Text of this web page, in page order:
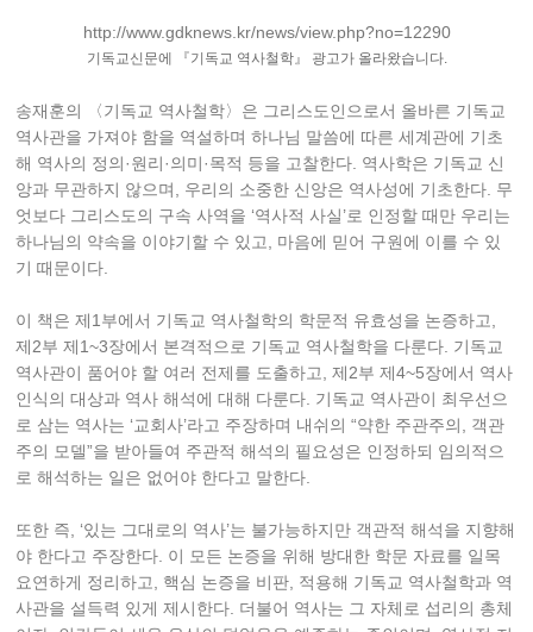
http://www.gdknews.kr/news/view.php?no=12290
기독교신문에 『기독교 역사철학』 광고가 올라왔습니다.
송재훈의 〈기독교 역사철학〉은 그리스도인으로서 올바른 기독교
역사관을 가져야 함을 역설하며 하나님 말씀에 따른 세계관에 기초
해 역사의 정의·원리·의미·목적 등을 고찰한다. 역사학은 기독교 신
앙과 무관하지 않으며, 우리의 소중한 신앙은 역사성에 기초한다. 무
엇보다 그리스도의 구속 사역을 ‘역사적 사실’로 인정할 때만 우리는
하나님의 약속을 이야기할 수 있고, 마음에 믿어 구원에 이를 수 있
기 때문이다.
이 책은 제1부에서 기독교 역사철학의 학문적 유효성을 논증하고,
제2부 제1~3장에서 본격적으로 기독교 역사철학을 다룬다. 기독교
역사관이 품어야 할 여러 전제를 도출하고, 제2부 제4~5장에서 역사
인식의 대상과 역사 해석에 대해 다룬다. 기독교 역사관이 최우선으
로 삼는 역사는 ‘교회사’라고 주장하며 내쉬의 “약한 주관주의, 객관
주의 모델”을 받아들여 주관적 해석의 필요성은 인정하되 임의적으
로 해석하는 일은 없어야 한다고 말한다.
또한 즉, ‘있는 그대로의 역사’는 불가능하지만 객관적 해석을 지향해
야 한다고 주장한다. 이 모든 논증을 위해 방대한 학문 자료를 일목
요연하게 정리하고, 핵심 논증을 비판, 적용해 기독교 역사철학과 역
사관을 설득력 있게 제시한다. 더불어 역사는 그 자체로 섭리의 총체